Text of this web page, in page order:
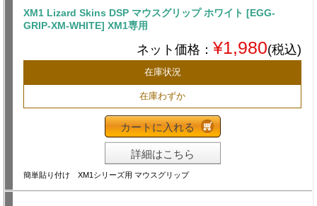
XM1 Lizard Skins DSP マウスグリップ ホワイト [EGG-
GRIP-XM-WHITE] XM1専用
ネット価格： ¥1,980(税込)
在庫状況
在庫わずか
カートに入れる
詳細はこちら
簡単貼り付け XM1シリーズ用 マウスグリップ